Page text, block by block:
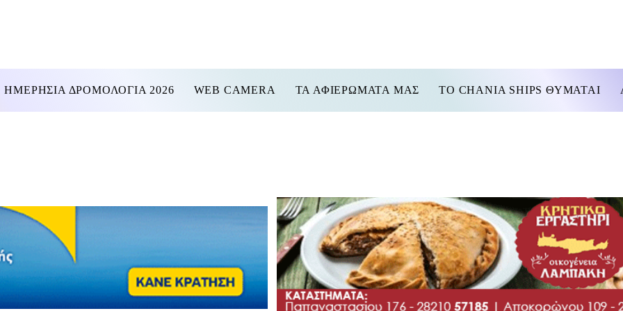
ΗΜΕΡΗΣΙΑ ΔΡΟΜΟΛΟΓΙΑ 2026 WEB CAMERA ΤΑ ΑΦΙΕΡΩΜΑΤΑ ΜΑΣ TO CHANIA SHIPS ΘΥΜΑΤΑΙ